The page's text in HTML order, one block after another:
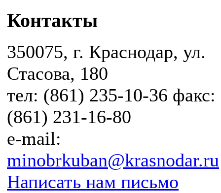
Контакты
350075, г. Краснодар, ул.
Стасова, 180
тел: (861) 235-10-36 факс:
(861) 231-16-80
e-mail:
minobrkuban@krasnodar.ru
Написать нам письмо